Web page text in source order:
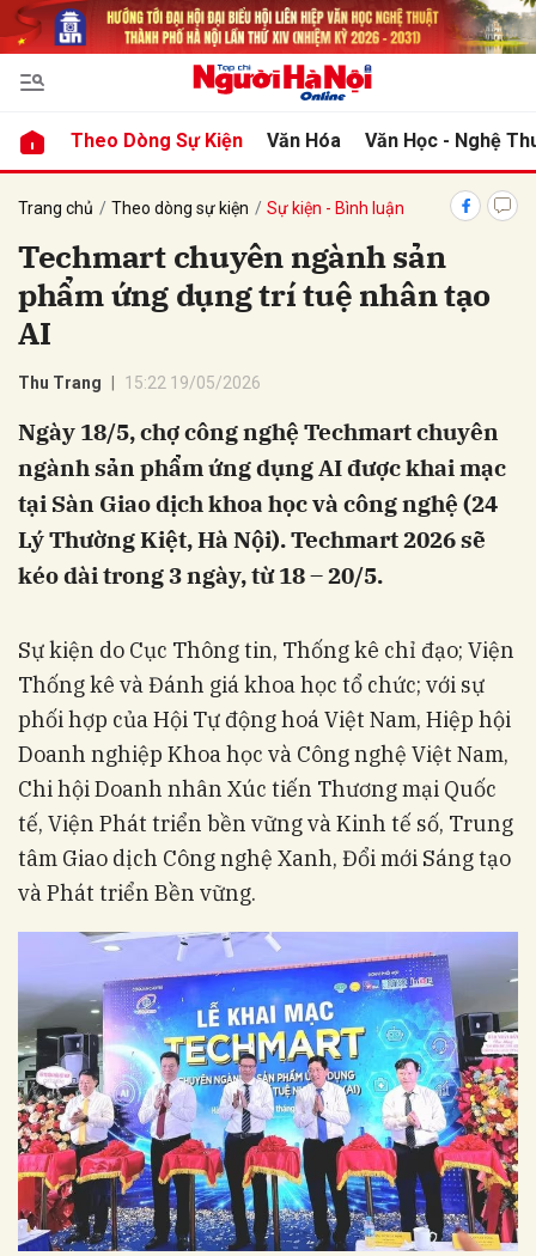
Theo Dòng Sự Kiện Văn Hóa Văn Học - Nghệ
Trang chủ Theo dòng sự kiện Sự kiện - Bình luận
Techmart chuyên ngành sản
phẩm ứng dụng trí tuệ nhân tạo
AI
Thu Trang 15:22 19/05/2026
Ngày 18/5, chợ công nghệ Techmart chuyên
ngành sản phẩm ứng dụng AI được khai mạc
tại Sàn Giao dịch khoa học và công nghệ (24
Lý Thường Kiệt, Hà Nội). Techmart 2026 sẽ
kéo dài trong 3 ngày, từ 18 – 20/5.
Sự kiện do Cục Thông tin, Thống kê chỉ đạo; Viện
Thống kê và Đánh giá khoa học tổ chức; với sự
phối hợp của Hội Tự động hoá Việt Nam, Hiệp hội
Doanh nghiệp Khoa học và Công nghệ Việt Nam,
Chi hội Doanh nhân Xúc tiến Thương mại Quốc
tế, Viện Phát triển bền vững và Kinh tế số, Trung
tâm Giao dịch Công nghệ Xanh, Đổi mới Sáng tạo
và Phát triển Bền vững.
luận